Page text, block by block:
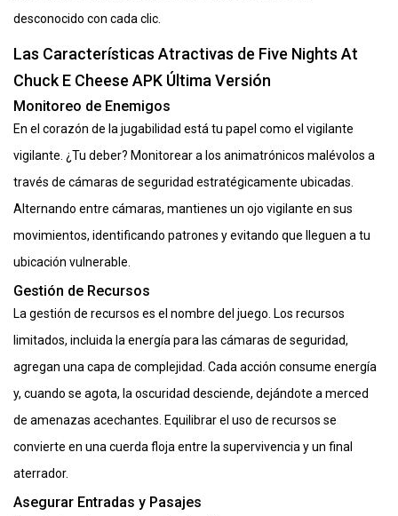
desconocido con cada clic.
Las Características Atractivas de Five Nights At
Chuck E Cheese APK Última Versión
Monitoreo de Enemigos
En el corazón de la jugabilidad está tu papel como el vigilante
vigilante. ¿Tu deber? Monitorear a los animatrónicos malévolos a
través de cámaras de seguridad estratégicamente ubicadas.
Alternando entre cámaras, mantienes un ojo vigilante en sus
movimientos, identificando patrones y evitando que lleguen a tu
ubicación vulnerable.
Gestión de Recursos
La gestión de recursos es el nombre del juego. Los recursos
limitados, incluida la energía para las cámaras de seguridad,
agregan una capa de complejidad. Cada acción consume energía
y, cuando se agota, la oscuridad desciende, dejándote a merced
de amenazas acechantes. Equilibrar el uso de recursos se
convierte en una cuerda floja entre la supervivencia y un final
aterrador.
Asegurar Entradas y Pasajes